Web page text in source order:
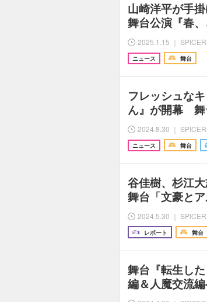
山崎洋平が手
舞台公演『春
2025.1.15 ｜ SPICER
ニュース 舞台
フレッシュな
ん』が開幕 舞
2024.8.30 ｜ SPICER
ニュース 舞台
谷佳樹、杉江
舞台「文豪と
2024.5.30 ｜ SPICER
レポート 舞台
舞台『転生し
編＆人魔交流